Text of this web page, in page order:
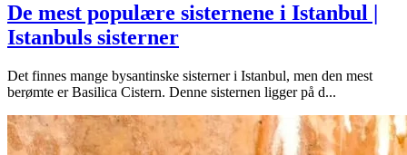
De mest populære sisternene i Istanbul |
Istanbuls sisterner
Det finnes mange bysantinske sisterner i Istanbul, men den mest
berømte er Basilica Cistern. Denne sisternen ligger på d...